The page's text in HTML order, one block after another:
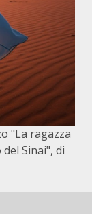
"La ragazza
Sinai", di